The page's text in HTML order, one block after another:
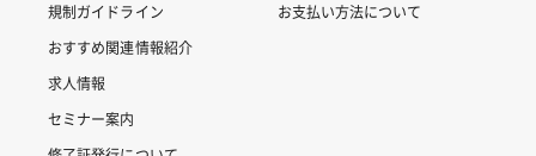
規制ガイドライン
おすすめ関連情報紹介
求人情報
セミナー案内
お支払い方法について